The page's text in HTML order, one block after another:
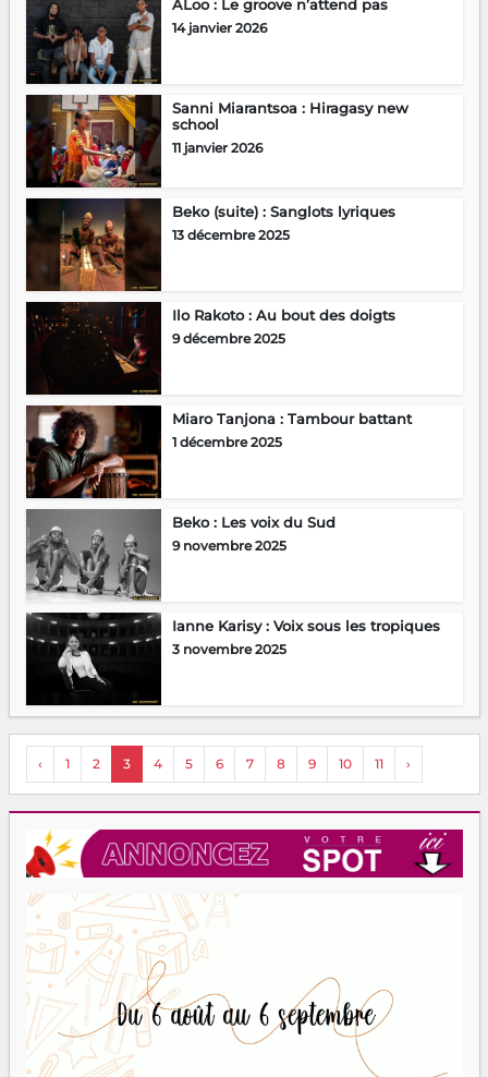
ALoo : Le groove n’attend pas
14 janvier 2026
Sanni Miarantsoa : Hiragasy new
school
11 janvier 2026
Beko (suite) : Sanglots lyriques
13 décembre 2025
Ilo Rakoto : Au bout des doigts
9 décembre 2025
Miaro Tanjona : Tambour battant
1 décembre 2025
Beko : Les voix du Sud
9 novembre 2025
Ianne Karisy : Voix sous les tropiques
3 novembre 2025
‹ 1 2 3 4 5 6 7 8 9 10 11 ›